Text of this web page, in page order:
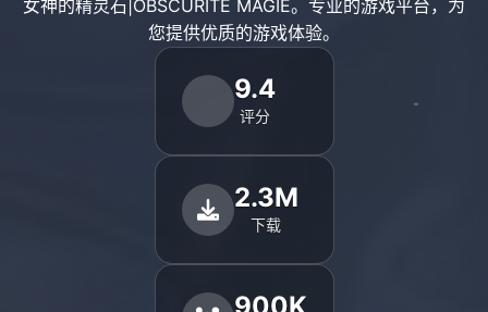
女神的精灵石|OBSCURITE MAGIE。专业的游戏平台，为
您提供优质的游戏体验。
9.4
评分
2.3M
下载
900K